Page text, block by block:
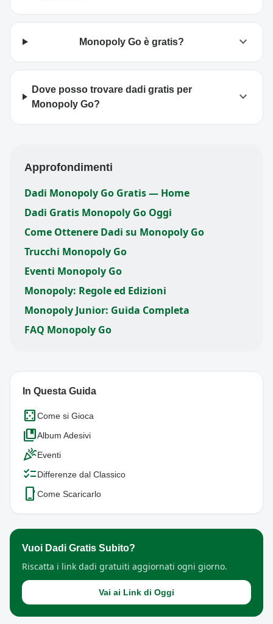
Monopoly Go è gratis? expand_more
Dove posso trovare dadi gratis per
Monopoly Go?
expand_more
Approfondimenti
Dadi Monopoly Go Gratis — Home
Dadi Gratis Monopoly Go Oggi
Come Ottenere Dadi su Monopoly Go
Trucchi Monopoly Go
Eventi Monopoly Go
Monopoly: Regole ed Edizioni
Monopoly Junior: Guida Completa
FAQ Monopoly Go
In Questa Guida
casinoCome si Gioca
collections_bookmarkAlbum Adesivi
celebrationEventi
checklistDifferenze dal Classico
phone_iphone Come Scaricarlo
Vuoi Dadi Gratis Subito?
Riscatta i link dadi gratuiti aggiornati ogni giorno.
Vai ai Link di Oggi